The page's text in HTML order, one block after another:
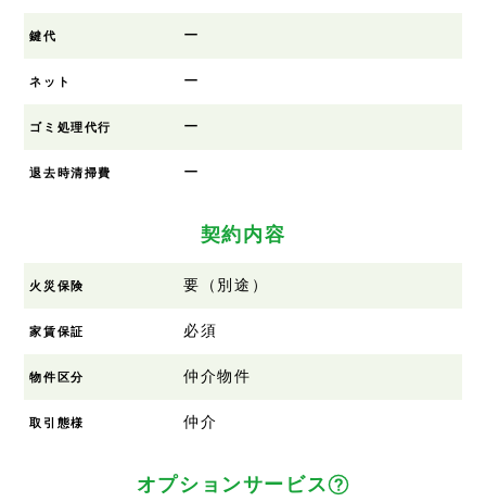
鍵代 ー
ネット ー
ゴミ処理代行 ー
退去時清掃費 ー
契約内容
火災保険 要（別途）
家賃保証 必須
物件区分 仲介物件
取引態様 仲介
オプションサービス